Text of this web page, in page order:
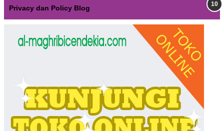
Privacy dan Policy Blog